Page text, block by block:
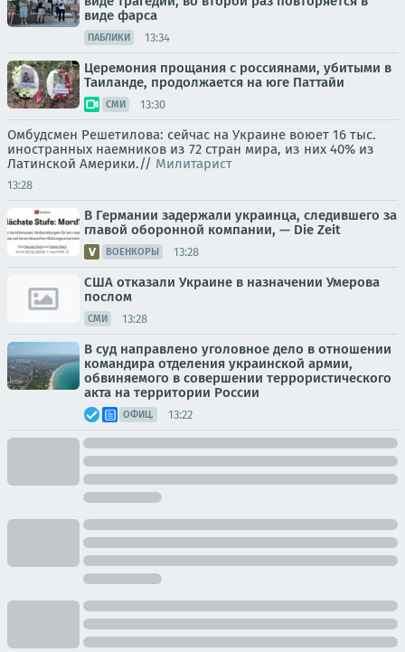
виде фарса
ПАБЛИКИ 13:34
Церемония прощания с россиянами, убитыми в
Таиланде, продолжается на юге Паттайи
СМИ 13:30
Омбудсмен Решетилова: сейчас на Украине воюет 16 тыс.
иностранных наемников из 72 стран мира, из них 40% из
Латинской Америки.// Милитарист
13:28
В Германии задержали украинца, следившего за
главой оборонной компании, — Die Zeit
ВОЕНКОРЫ 13:28
США отказали Украине в назначении Умерова
послом
СМИ 13:28
В суд направлено уголовное дело в отношении
командира отделения украинской армии,
обвиняемого в совершении террористического
акта на территории России
ОФИЦ. 13:22